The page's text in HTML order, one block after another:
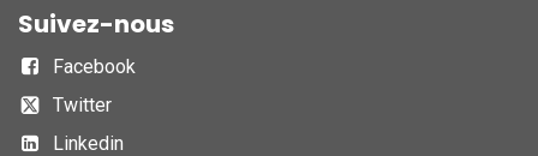
Suivez-nous
Facebook
Twitter
Linkedin